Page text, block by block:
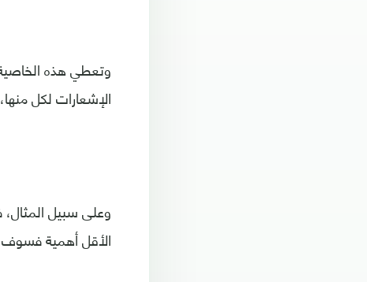
الإشعارات لكل
وعلى سبيل
الأقل أهمية فسوف